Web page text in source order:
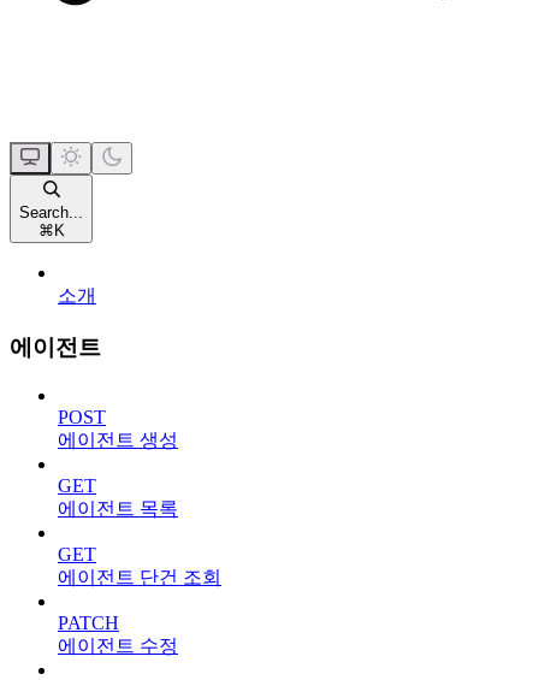
Search...
⌘ K
소개
에이전트
POST
에이전트 생성
GET
에이전트 목록
GET
에이전트 단건 조회
PATCH
에이전트 수정